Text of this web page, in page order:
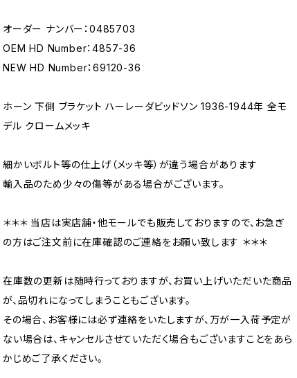
オーダー ナンバー：0485703
OEM HD Number：4857-36
NEW HD Number：69120-36
ホーン 下側 ブラケット ハーレーダビッドソン 1936-1944年 全モ
デル クロームメッキ
細かいボルト等の仕上げ（メッキ等）が違う場合があります
輸入品のため少々の傷等がある場合がございます。
＊＊＊ 当店は実店舗・他モールでも販売しておりますので、お急ぎ
の方はご注文前に在庫確認のご連絡をお願い致します ＊＊＊
在庫数の更新は随時行っておりますが、お買い上げいただいた商品
が、品切れになってしまうこともございます。
その場合、お客様には必ず連絡をいたしますが、万が一入荷予定が
ない場合は、キャンセルさせていただく場合もございますことをあら
かじめご了承ください。